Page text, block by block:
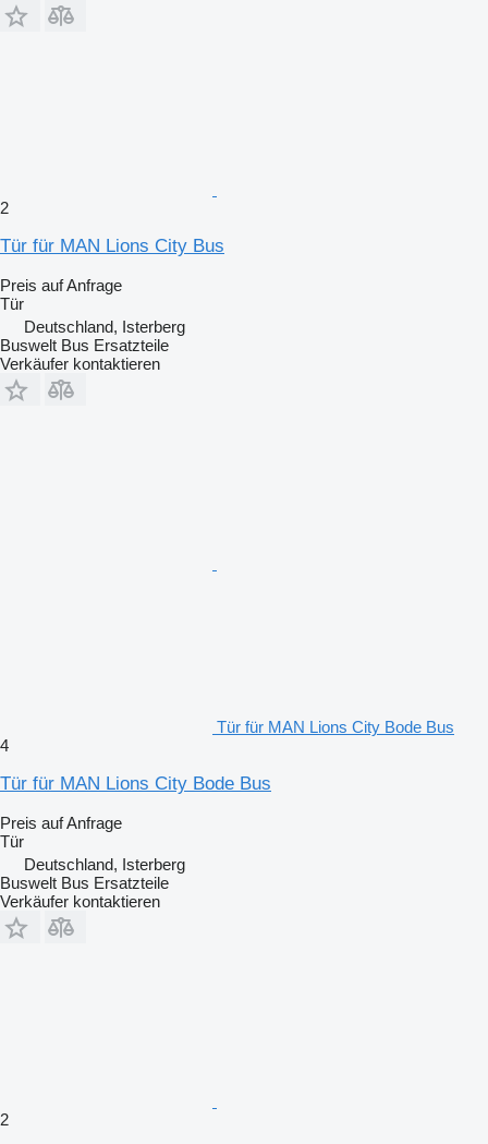
2
Tür für MAN Lions City Bus
Preis auf Anfrage
Tür
Deutschland, Isterberg
Buswelt Bus Ersatzteile
Verkäufer kontaktieren
Tür für MAN Lions City Bode Bus
4
Tür für MAN Lions City Bode Bus
Preis auf Anfrage
Tür
Deutschland, Isterberg
Buswelt Bus Ersatzteile
Verkäufer kontaktieren
2